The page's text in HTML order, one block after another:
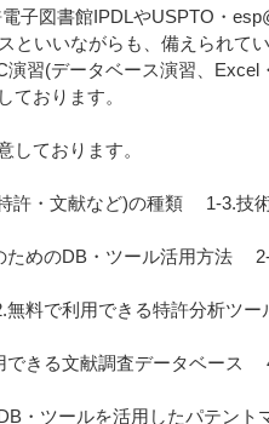
子図書館IPDLやUSPTO・
といいながらも、備えられ
習(データベース演習、
ております。
ております。
・文献など)の種類 1-3.技
めのDB・ツール活用方法
料で利用できる特許分析ツ
きる文献調査データベース
ツールを活用したパテント